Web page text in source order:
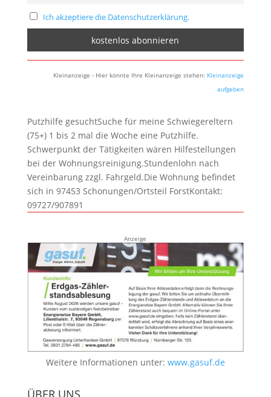
Ich akzeptiere die Datenschutzerklärung.
Kleinanzeige - Hier könnte Ihre Kleinanzeige stehen: Kleinanzeige
aufgeben
Putzhilfe gesuchtSuche für meine Schwiegereltern
(75+) 1 bis 2 mal die Woche eine Putzhilfe.
Schwerpunkt der Tätigkeiten wären Hilfestellungen
bei der Wohnungsreinigung.Stundenlohn nach
Vereinbarung zzgl. Fahrgeld.Die Wohnung befindet
sich in 97453 Schonungen/Ortsteil ForstKontakt:
09727/907891
Anzeige
Weitere Informationen unter: www.gasuf.de